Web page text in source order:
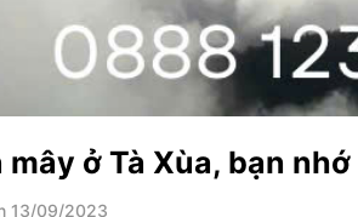
mây ở Tà Xùa, bạn
13/09/2023